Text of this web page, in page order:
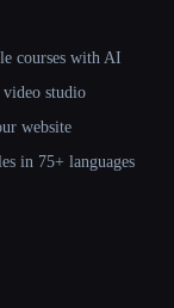
courses with AI
studio
website
in 75+ languages